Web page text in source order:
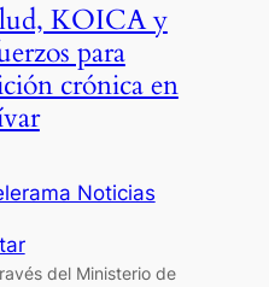
KOICA y
para
crónica en
Noticias
del Ministerio de